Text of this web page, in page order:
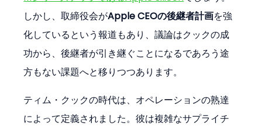
しかし、取締役会がApple CEOの後継者計画を強
化しているという報道もあり、議論はクックの成
功から、後継者が引き継ぐことになるであろう途
方もない課題へと移りつつあります。
ティム・クックの時代は、オペレーションの熟達
によって定義されました。彼は複雑なサプライチ